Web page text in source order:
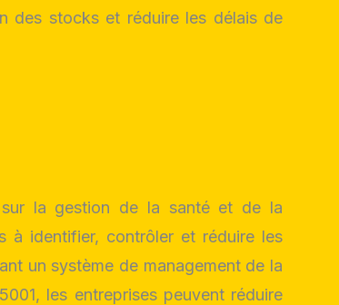
des stocks et réduire les délais de
la gestion de la santé et de la
à identifier, contrôler et réduire les
un système de management de la
les entreprises peuvent réduire